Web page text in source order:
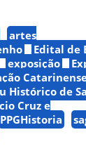
artes
Edital de
exposição
Histórico de
Cruz e
PPGHistoria